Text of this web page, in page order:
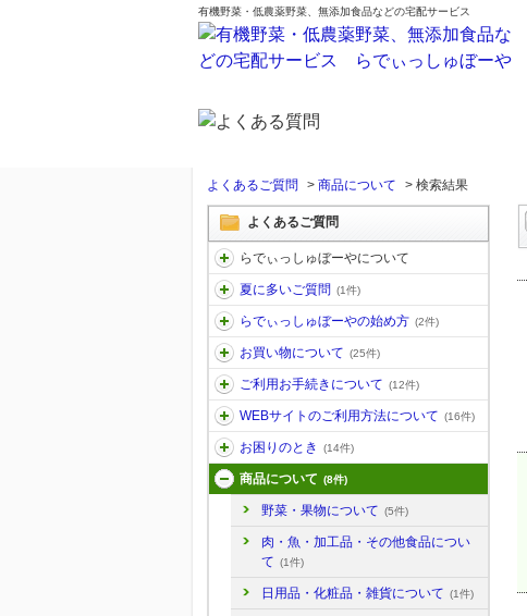
有機野菜・低農薬野菜、無添加食品などの宅配サービス
よくあるご質問 > 商品について > 検索結果
よくあるご質問
らでぃっしゅぼーやについて
夏に多いご質問 (1件)
らでぃっしゅぼーやの始め方 (2件)
お買い物について (25件)
ご利用お手続きについて (12件)
WEBサイトのご利用方法について (16件)
お困りのとき (14件)
商品について (8件)
野菜・果物について (5件)
肉・魚・加工品・その他食品につい
て (1件)
日用品・化粧品・雑貨について (1件)